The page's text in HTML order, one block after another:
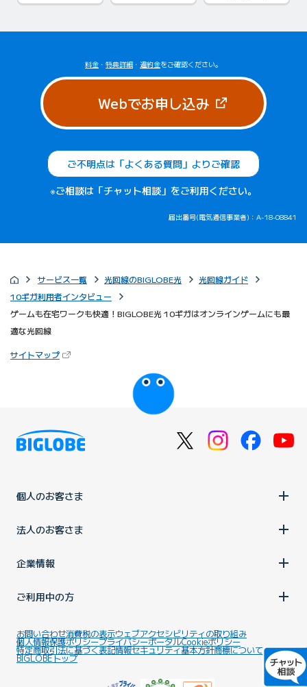
料金 ・ 特典詳細 ・ 違約金をご確認ください。
Webでお申し込み（新しいタブ
ご不明点は「よくある質問」よりご確認
※ご相談は「チャット相談」をご利用ください。
届出番号(電気通信事業者)：A-18-08841
サービス一覧 光回線のBIGLOBE光
光回線ガイド
10ギガ利用者インタビュー
ゲームも在宅ワークも快適！BIGLOBE光 10ギガはオンラインゲームにも最
適な光回線
サイトマップ（新しいタブで開きます）
びっぷるのページ
個人のお客さま
法人のお客さま
企業情報
ご利用中の方
お問い合わせ消費税の表示ウェブアクセシビリティの取り組み
個人情報保護ポリシープライバシーポータルCookieポリシー
特定商取引法に基づく表記情報セキュリティ基本方針商標について
BIGLOBEトップ